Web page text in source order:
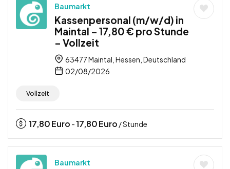
Baumarkt
Kassenpersonal (m/w/d) in
Maintal – 17,80 € pro Stunde
– Vollzeit
63477 Maintal, Hessen, Deutschland
02/08/2026
Vollzeit
17,80Euro -17,80Euro / Stunde
Baumarkt